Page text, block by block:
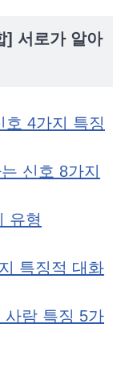
] 서로가 알아
호 4가지 특징
신호 8가지
유형
특징적 대화
사람 특징 5가